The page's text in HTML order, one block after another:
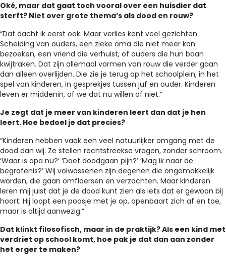
Oké, maar dat gaat toch vooral over een huisdier dat
sterft? Niet over grote thema’s als dood en rouw?
“Dat dacht ik eerst ook. Maar verlies kent veel gezichten.
Scheiding van ouders, een zieke oma die niet meer kan
bezoeken, een vriend die verhuist, of ouders die hun baan
kwijtraken. Dat zijn allemaal vormen van rouw die verder gaan
dan alleen overlijden. Die zie je terug op het schoolplein, in het
spel van kinderen, in gesprekjes tussen juf en ouder. Kinderen
leven er middenin, of we dat nu willen of niet.”
Je zegt dat je meer van kinderen leert dan dat je hen
leert. Hoe bedoel je dat precies?
“Kinderen hebben vaak een veel natuurlijker omgang met de
dood dan wij. Ze stellen rechtstreekse vragen, zonder schroom.
‘Waar is opa nu?’ ‘Doet doodgaan pijn?’ ‘Mag ik naar de
begrafenis?’ Wij volwassenen zijn degenen die ongemakkelijk
worden, die gaan omfloersen en verzachten. Maar kinderen
leren mij juist dat je de dood kunt zien als iets dat er gewoon bij
hoort. Hij loopt een poosje met je op, openbaart zich af en toe,
maar is altijd aanwezig.”
Dat klinkt filosofisch, maar in de praktijk? Als een kind met
verdriet op school komt, hoe pak je dat dan aan zonder
het erger te maken?